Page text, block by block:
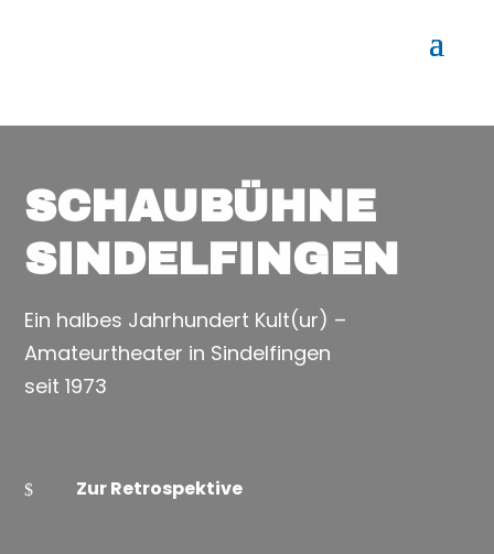
SCHAUBÜHNE
SINDELFINGEN
Ein halbes Jahrhundert Kult(ur) –
Amateurtheater in Sindelfingen
seit 1973
Zur Retrospektive